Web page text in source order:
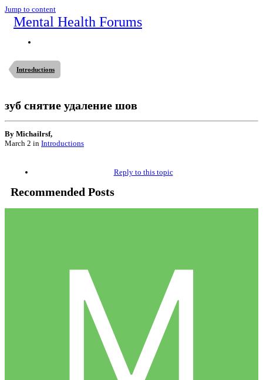
Jump to content
Mental Health Forums
Introductions
зуб снятие удаление шов
By Michailrsf,
March 2 in Introductions
Reply to this topic
Recommended Posts